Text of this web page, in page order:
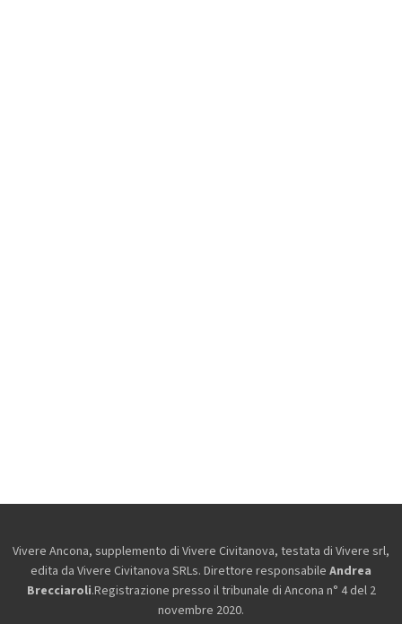
Vivere Ancona, supplemento di Vivere Civitanova, testata di Vivere srl,
edita da Vivere Civitanova SRLs. Direttore responsabile Andrea
Brecciaroli.Registrazione presso il tribunale di Ancona n° 4 del 2
novembre 2020.